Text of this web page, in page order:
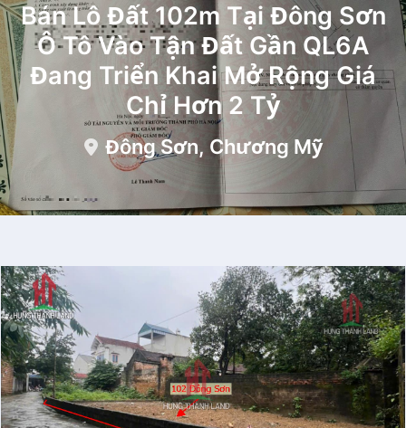
Bán Lô Đất 102m Tại Đông Sơn
Ô Tô Vào Tận Đất Gần QL6A
Đang Triển Khai Mở Rộng Giá
Chỉ Hơn 2 Tỷ
Đông Sơn, Chương Mỹ